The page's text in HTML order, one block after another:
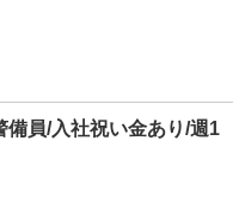
備員/入社祝い金あり/週1